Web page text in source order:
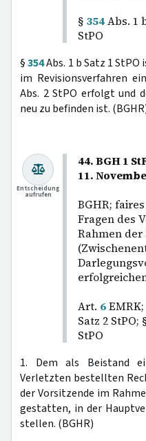
§ 354Abs. 1
StPO
§354Abs. 1 b Satz 1 StPO
im Revisionsverfahren
Abs. 2 StPO erfolgt und
neu zu befinden ist.
44. BGH 1
11.
BGHR;
Fragen des
Rahmen
Art. 6EMRK;
Satz 2 StPO;
StPO
Entscheidung
aufrufen
1. Dem als Beistand
Verletzten bestellten
der Vorsitzende im
gestatten, in der
stellen. (BGHR)